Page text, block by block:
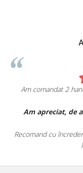
Am comandat 2
Am apreciat, de
Recomand cu